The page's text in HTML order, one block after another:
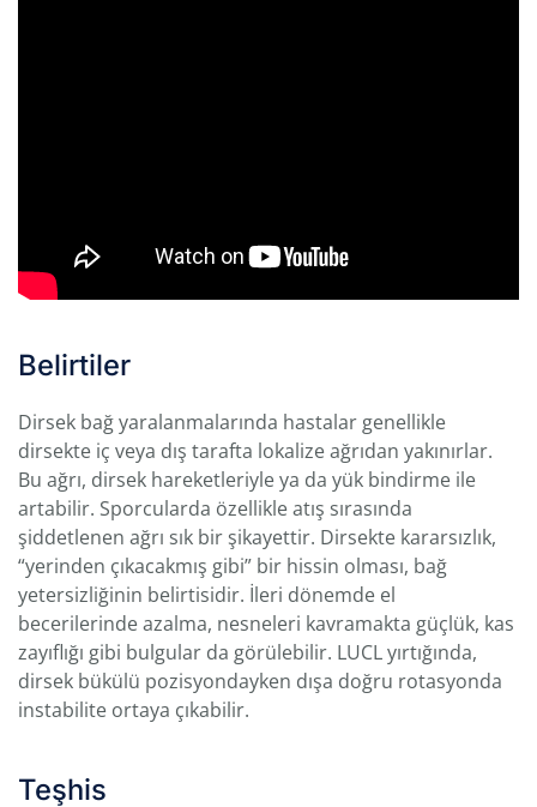
Belirtiler
Dirsek bağ yaralanmalarında hastalar genellikle
dirsekte iç veya dış tarafta lokalize ağrıdan yakınırlar.
Bu ağrı, dirsek hareketleriyle ya da yük bindirme ile
artabilir. Sporcularda özellikle atış sırasında
şiddetlenen ağrı sık bir şikayettir. Dirsekte kararsızlık,
“yerinden çıkacakmış gibi” bir hissin olması, bağ
yetersizliğinin belirtisidir. İleri dönemde el
becerilerinde azalma, nesneleri kavramakta güçlük, kas
zayıflığı gibi bulgular da görülebilir. LUCL yırtığında,
dirsek bükülü pozisyondayken dışa doğru rotasyonda
instabilite ortaya çıkabilir.
Teşhis